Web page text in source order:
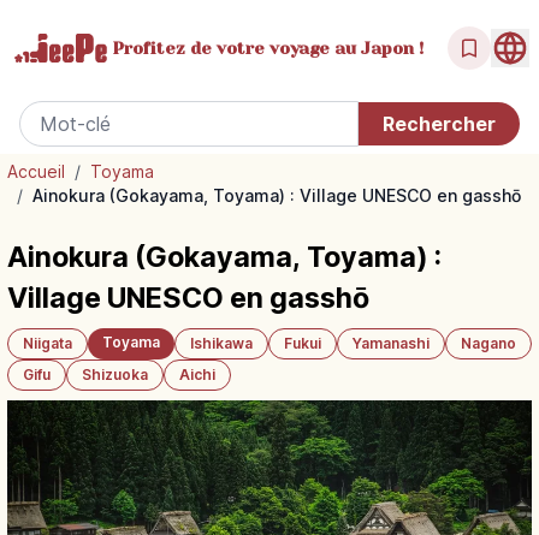
Profitez de votrevoyage au Japon !
Accueil / Toyama
/ Ainokura (Gokayama, Toyama) : Village UNESCO en gasshō
Ainokura (Gokayama, Toyama) :
Village UNESCO en gasshō
Niigata Toyama Ishikawa Fukui Yamanashi
Nagano
Gifu
Shizuoka Aichi